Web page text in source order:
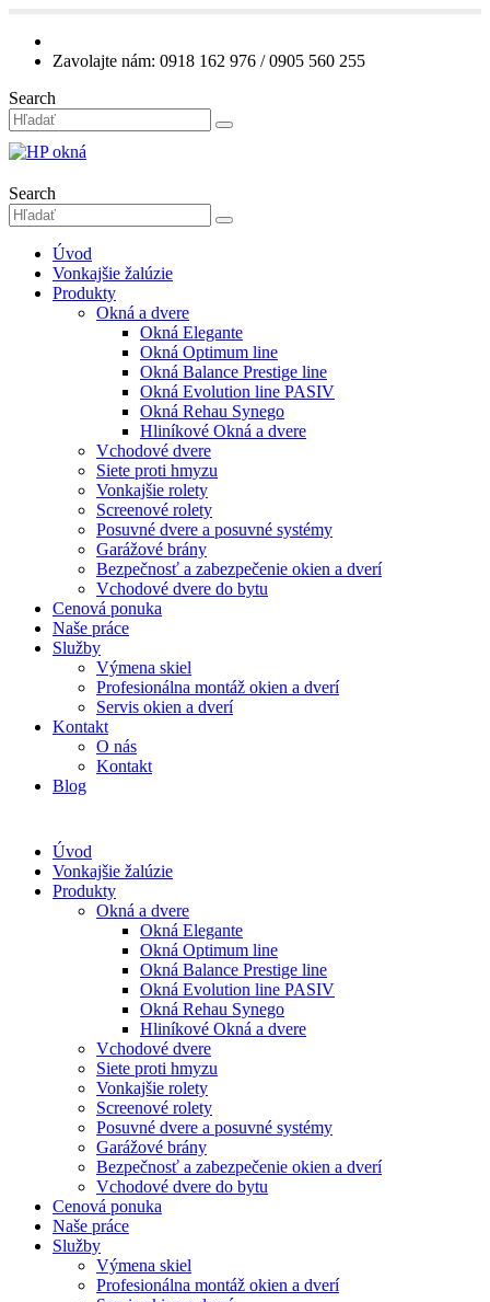
Zavolajte nám: 0918 162 976 / 0905 560 255
Search
Search
Úvod
Vonkajšie žalúzie
Produkty
Okná a dvere
Okná Elegante
Okná Optimum line
Okná Balance Prestige line
Okná Evolution line PASIV
Okná Rehau Synego
Hliníkové Okná a dvere
Vchodové dvere
Siete proti hmyzu
Vonkajšie rolety
Screenové rolety
Posuvné dvere a posuvné systémy
Garážové brány
Bezpečnosť a zabezpečenie okien a dverí
Vchodové dvere do bytu
Cenová ponuka
Naše práce
Služby
Výmena skiel
Profesionálna montáž okien a dverí
Servis okien a dverí
Kontakt
O nás
Kontakt
Blog
Úvod
Vonkajšie žalúzie
Produkty
Okná a dvere
Okná Elegante
Okná Optimum line
Okná Balance Prestige line
Okná Evolution line PASIV
Okná Rehau Synego
Hliníkové Okná a dvere
Vchodové dvere
Siete proti hmyzu
Vonkajšie rolety
Screenové rolety
Posuvné dvere a posuvné systémy
Garážové brány
Bezpečnosť a zabezpečenie okien a dverí
Vchodové dvere do bytu
Cenová ponuka
Naše práce
Služby
Výmena skiel
Profesionálna montáž okien a dverí